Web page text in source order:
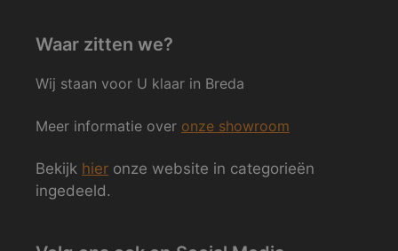
Waar zitten we?
Wij staan voor U klaar in Breda
Meer informatie over onze showroom
Bekijk hier onze website in categorieën
ingedeeld.